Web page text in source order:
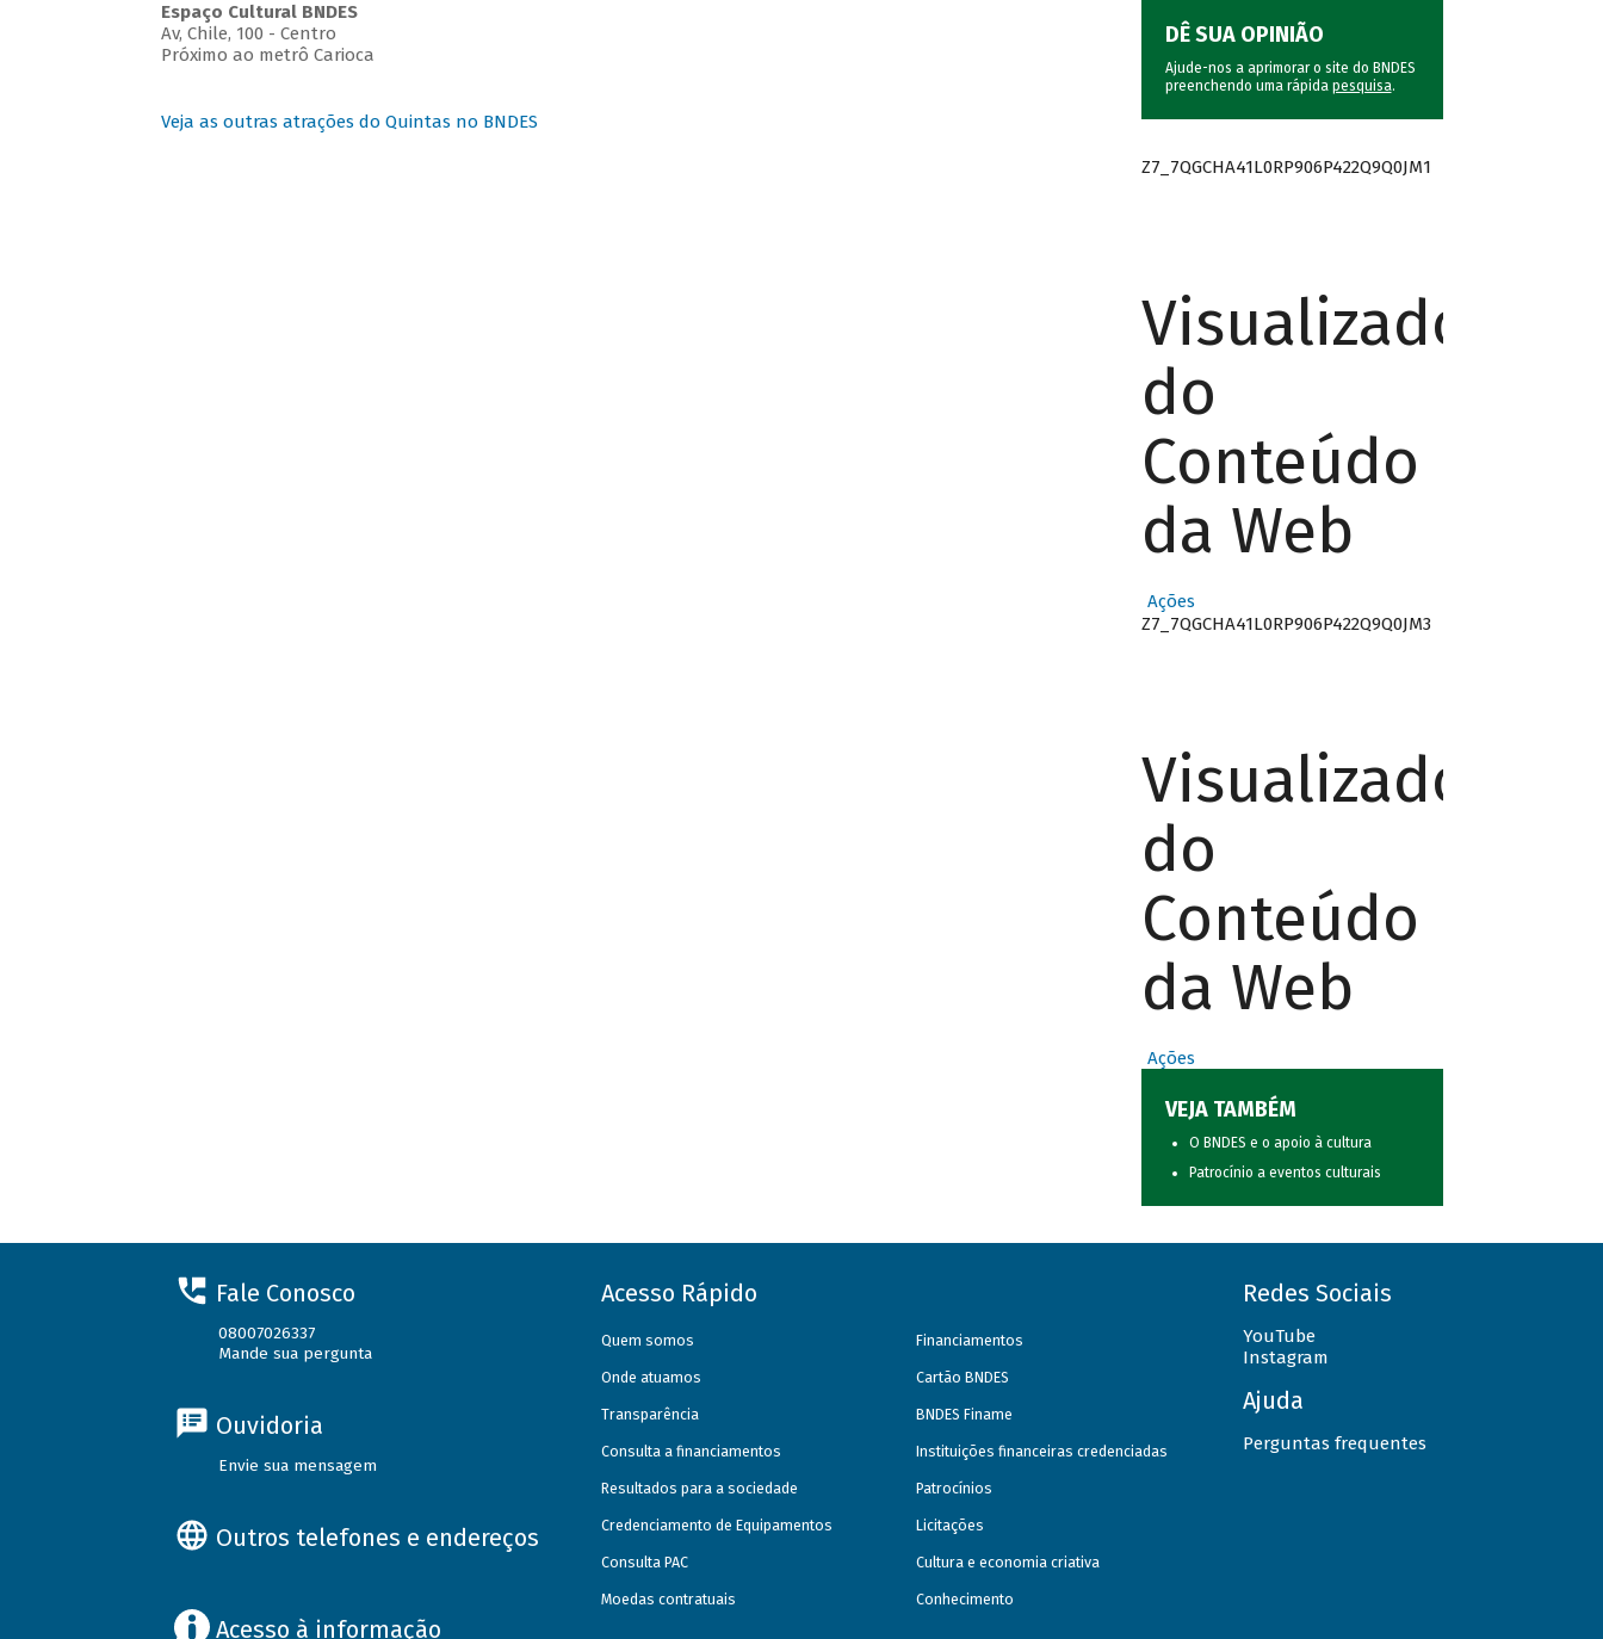
Espaço Cultural BNDES
Av, Chile, 100 - Centro
Próximo ao metrô Carioca
Veja as outras atrações do Quintas no BNDES
DÊ SUA OPINIÃO
Ajude-nos a aprimorar o site do BNDES
preenchendo uma rápida pesquisa.
Z7_7QGCHA41L0RP906P422Q9Q0JM1
Visualizador
do
Conteúdo
da Web
Ações
Z7_7QGCHA41L0RP906P422Q9Q0JM3
Visualizador
do
Conteúdo
da Web
Ações
VEJA TAMBÉM
O BNDES e o apoio à cultura
Patrocínio a eventos culturais
Fale Conosco
08007026337
Mande sua pergunta
Ouvidoria
Envie sua mensagem
Outros telefones e endereços
Acesso à informação
Acesso Rápido
Quem somos
Onde atuamos
Transparência
Consulta a financiamentos
Resultados para a sociedade
Credenciamento de Equipamentos
Consulta PAC
Moedas contratuais
Financiamentos
Cartão BNDES
BNDES Finame
Instituições financeiras credenciadas
Patrocínios
Licitações
Cultura e economia criativa
Conhecimento
Redes Sociais
YouTube
Instagram
Ajuda
Perguntas frequentes